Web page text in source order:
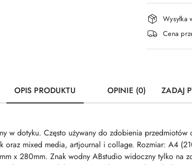
i
dostawa
Wysyłka
Cena
OPIS PRODUKTU OPINIE (0) ZADAJ
w dotyku. Często używany do zdobienia
oraz mixed media, artjournal i collage. Rozmiar: A4
x 280mm. Znak wodny ABstudio widoczny tylko na